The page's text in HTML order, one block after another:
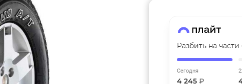
График платежей
Сегодня
25
Разбить на части
Сегодня
4 245 ₽